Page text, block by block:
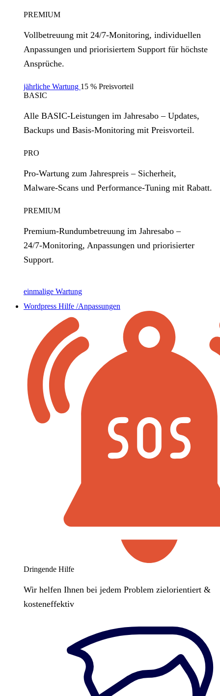
PREMIUM
Vollbetreuung mit 24/7‑Monitoring, individuellen
Anpassungen und priorisiertem Support für höchste
Ansprüche.
jährliche Wartung 15 % Preisvorteil
BASIC
Alle BASIC‑Leistungen im Jahresabo – Updates,
Backups und Basis‑Monitoring mit Preisvorteil.
PRO
Pro‑Wartung zum Jahrespreis – Sicherheit,
Malware‑Scans und Performance‑Tuning mit Rabatt.
PREMIUM
Premium‑Rundumbetreuung im Jahresabo –
24/7‑Monitoring, Anpassungen und priorisierter
Support.
einmalige Wartung
Wordpress Hilfe /Anpassungen
Dringende Hilfe
Wir helfen Ihnen bei jedem Problem zielorientiert &
kosteneffektiv